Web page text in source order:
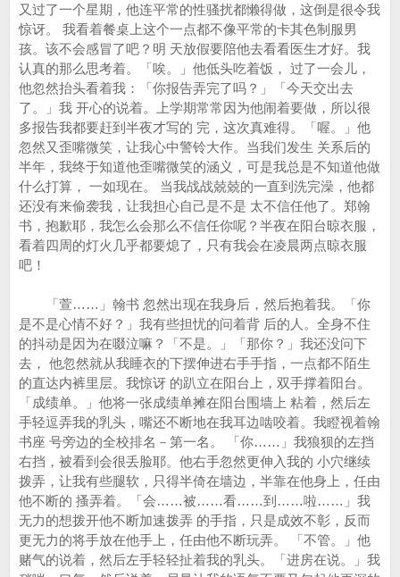
又过了一个星期，他连平常的性骚扰都懒得做，这倒是很令我
惊讶。 我看着餐桌上这个一点都不像平常的卡其色制服男
孩。该不会感冒了吧？明 天放假要陪他去看看医生才好。我
认真的那么思考着。「唉。」他低头吃着饭， 过了一会儿，
他忽然抬头看着我：「你报告弄完了吗？」「今天交出去
了。」我 开心的说着。上学期常常因为他闹着要做，所以很
多报告我都要赶到半夜才写的 完，这次真难得。「喔。」他
忽然又歪嘴微笑，让我心中警铃大作。当我们发生 关系后的
半年，我终于知道他歪嘴微笑的涵义，可是我总是不知道他做
什么打算， 一如现在。 当我战战兢兢的一直到洗完澡，他都
还没有来偷袭我，让我担心自己是不是 太不信任他了。郑翰
书，抱歉耶，我怎么会那么不信任你呢？半夜在阳台晾衣服，
看着四周的灯火几乎都要熄了，只有我会在凌晨两点晾衣服
吧！
「萱……」翰书 忽然出现在我身后，然后抱着我。「你
是不是心情不好？」我有些担忧的问着背 后的人。全身不住
的抖动是因为在啜泣嘛？「不是。」「那你？」我还没问下
去， 他忽然就从我睡衣的下摆伸进右手手指，一点都不陌生
的直达内裤里层。我惊讶 的趴立在阳台上，双手撑着阳台。
「成绩单。」他将一张成绩单摊在阳台围墙上 粘着，然后左
手轻逗弄我的乳头，嘴还不断地在我耳边啮咬着。我瞪视着翰
书座 号旁边的全校排名－第一名。 「你……」我狼狈的左挡
右挡，被看到会很丢脸耶。他右手忽然更伸入我的 小穴继续
拨弄，让我有些腿软，只得半倚在墙边，半靠在他身上，任由
他不断的 搔弄着。「会……被……看……到……啦……」我
无力的想拨开他不断加速拨弄 的手指，只是成效不彰，反而
更无力的将手放在他手上，任由他不断玩弄。 「不管。」他
赌气的说着，然后左手轻轻扯着我的乳头。「进房在说。」我